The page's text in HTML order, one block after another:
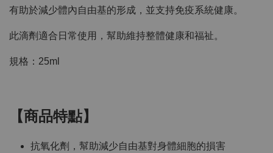
有助於減少體內自由基的形成，並支持免疫系統健康。
此滴劑適合日常使用，幫助維持整體健康和福祉。
規格：25ml
【商品特點】
抗氧化劑，幫助減少自由基對身體細胞的損害